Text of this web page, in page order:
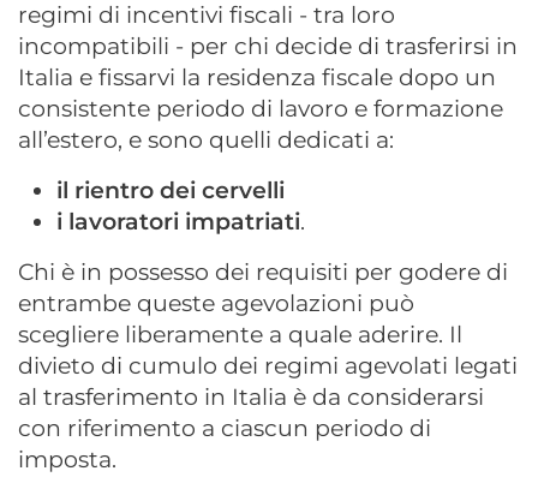
regimi di incentivi fiscali - tra loro
incompatibili - per chi decide di trasferirsi in
Italia e fissarvi la residenza fiscale dopo un
consistente periodo di lavoro e formazione
all’estero, e sono quelli dedicati a:
il rientro dei cervelli
i lavoratori impatriati.
Chi è in possesso dei requisiti per godere di
entrambe queste agevolazioni può
scegliere liberamente a quale aderire. Il
divieto di cumulo dei regimi agevolati legati
al trasferimento in Italia è da considerarsi
con riferimento a ciascun periodo di
imposta.